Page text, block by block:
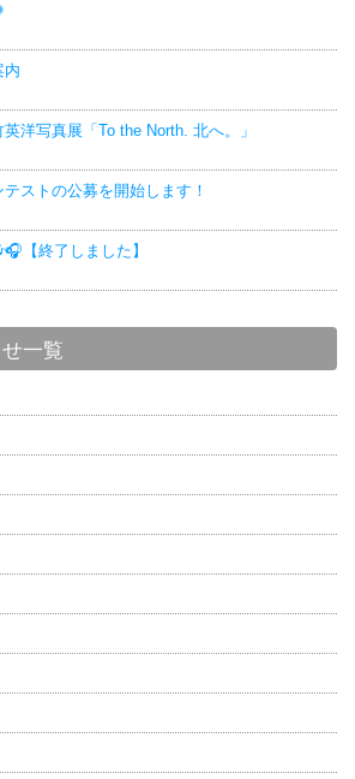
内
洋写真展「To the North. 北へ。」
ストの公募を開始します！
【終了しました】
一覧